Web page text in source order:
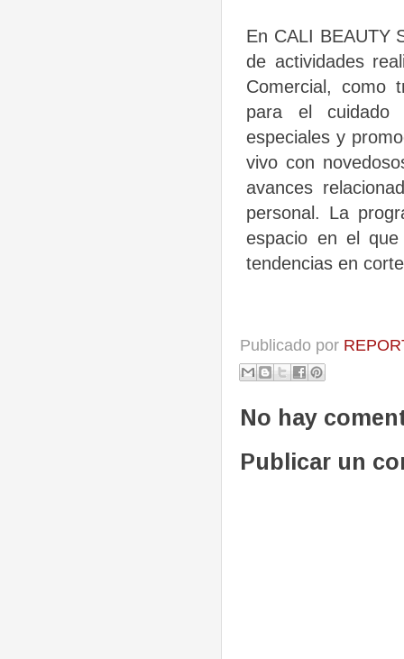
En CALI BEAUTY
de actividades
Comercial, como
para el cuidado
especiales y
vivo con
avances
personal. La
espacio en el
tendencias en
Publicado por
No hay
Publicar un